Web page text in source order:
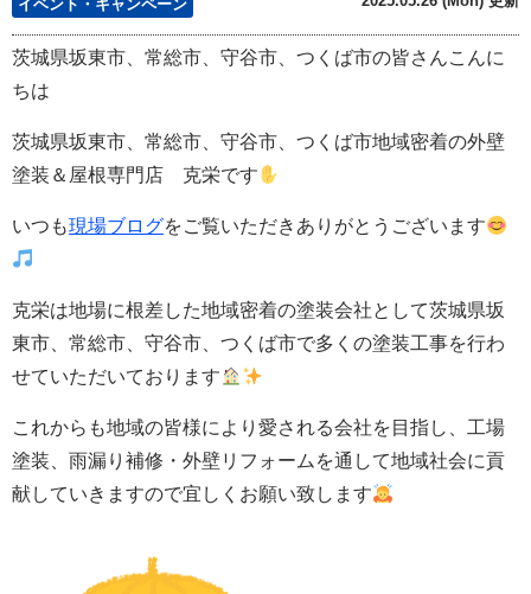
イベント・キャンペーン
茨城県坂東市、常総市、守谷市、つくば市の皆さんこんに
ちは
茨城県坂東市、常総市、守谷市、つくば市地域密着の外壁
塗装＆屋根専門店 克栄です
いつも現場ブログをご覧いただきありがとうございます
克栄は地場に根差した地域密着の塗装会社として茨城県坂
東市、常総市、守谷市、つくば市で多くの塗装工事を行わ
せていただいております
これからも地域の皆様により愛される会社を目指し、工場
塗装、雨漏り補修・ 外壁リフォームを通して地域社会に貢
献していきますので宜しくお願い致します